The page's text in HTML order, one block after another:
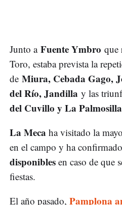
Junto a Fuente Ymbro que
Toro, estaba prevista la
de Miura, Cebada Gago,
del Río, Jandilla y las
del Cuvillo y La Palmosilla
La Meca ha visitado la
en el campo y ha
disponibles en caso de que
fiestas.
El año pasado, Pamplona